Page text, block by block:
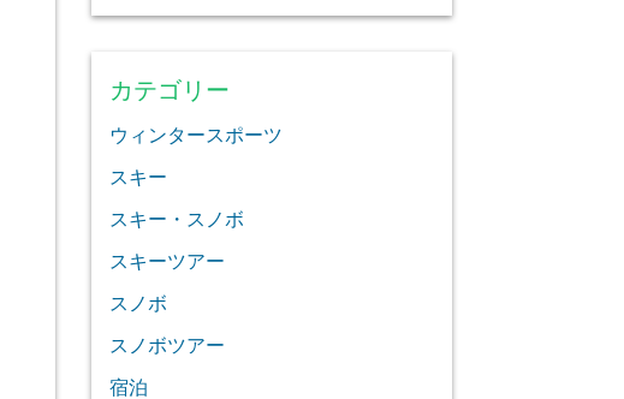
カテゴリー
ウィンタースポーツ
スキー
スキー・スノボ
スキーツアー
スノボ
スノボツアー
宿泊